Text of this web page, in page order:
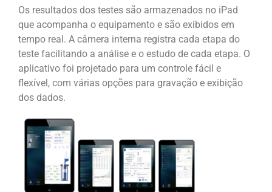
Os resultados dos testes são armazenados no iPad
que acompanha o equipamento e são exibidos em
tempo real. A câmera interna registra cada etapa do
teste facilitando a análise e o estudo de cada etapa. O
aplicativo foi projetado para um controle fácil e
flexível, com várias opções para gravação e exibição
dos dados.